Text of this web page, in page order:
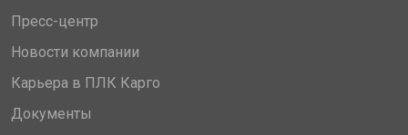
Пресс-центр
Новости компании
Карьера в ПЛК Карго
Документы